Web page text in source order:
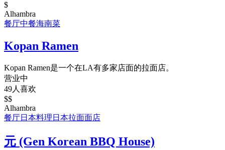
$
Alhambra
餐厅中餐海南菜
Kopan Ramen
Kopan Ramen是一个在LA有多家店面的拉面店。
营业中
49人喜欢
$$
Alhambra
餐厅日本料理 日本拉面面店
元 (Gen Korean BBQ House)